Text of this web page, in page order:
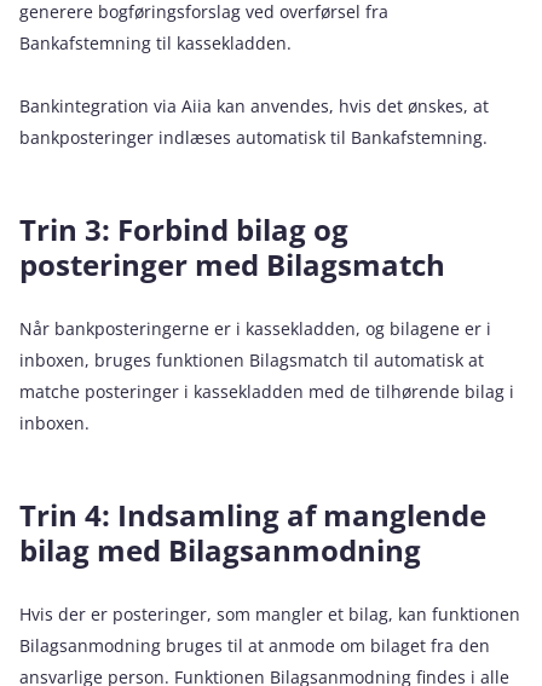
generere bogføringsforslag ved overførsel fra
Bankafstemning til kassekladden.
Bankintegration via Aiia kan anvendes, hvis det ønskes, at
bankposteringer indlæses automatisk til Bankafstemning.
Trin 3: Forbind bilag og
posteringer med Bilagsmatch
Når bankposteringerne er i kassekladden, og bilagene er i
inboxen, bruges funktionen Bilagsmatch til automatisk at
matche posteringer i kassekladden med de tilhørende bilag i
inboxen.
Trin 4: Indsamling af manglende
bilag med Bilagsanmodning
Hvis der er posteringer, som mangler et bilag, kan funktionen
Bilagsanmodning bruges til at anmode om bilaget fra den
ansvarlige person. Funktionen Bilagsanmodning findes i alle